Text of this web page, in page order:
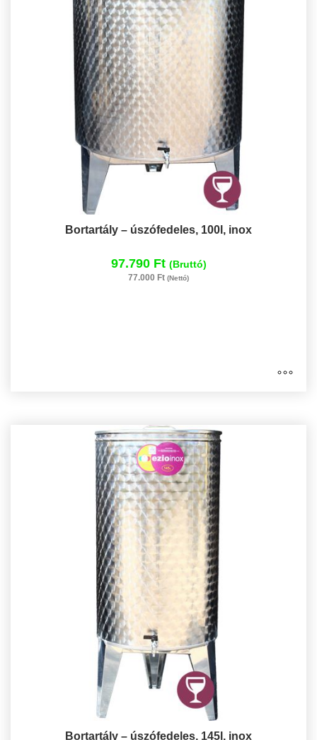
Bortartály – úszófedeles, 100l, inox
97.790 Ft (Bruttó)
77.000 Ft (Nettó)
Bortartály – úszófedeles, 145l, inox